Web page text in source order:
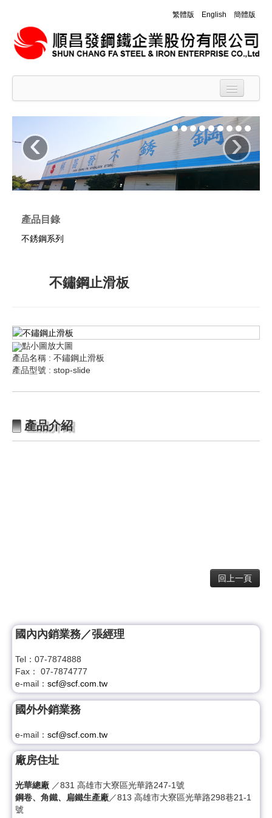
繁體版 English 簡體版
產品目錄
生產設備
‹ ›
產品目錄
不銹鋼系列
不鏽鋼止滑板
點小圖放大圖
產品名稱 : 不鏽鋼止滑板
產品型號 : stop-slide
產品介紹
回上一頁
國內內銷業務／張經理
Tel：07-7874888
Fax： 07-7874777
e-mail： scf@scf.com.tw
國外外銷業務
e-mail： scf@scf.com.tw
廠房住址
光華總廠 ／831 高雄市大寮區光華路247-1號
鋼卷、角鐵、扁鐵生產廠／813 高雄市大寮區光華路298巷21-1
號